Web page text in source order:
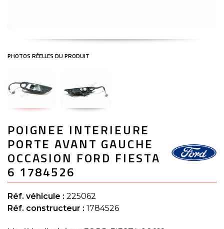
to
the
beginning
of
the
images
gallery
POIGNEE INTERIEURE
PORTE AVANT GAUCHE
OCCASION FORD FIESTA
6 1784526
Réf. véhicule : 225062
Réf. constructeur : 1784526